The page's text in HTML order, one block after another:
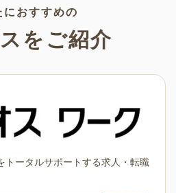
なシーンでご活用ください！
におすすめの
をご紹介
トータルサポートする求人・転職